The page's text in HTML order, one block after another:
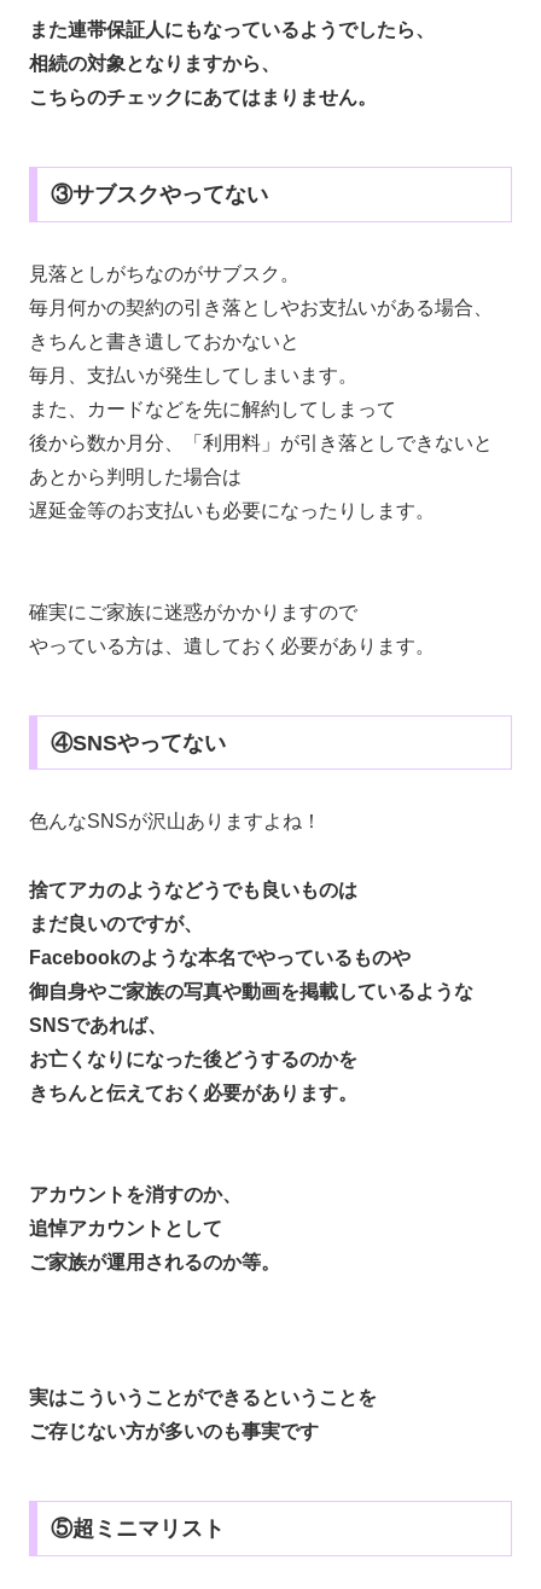
また連帯保証人にもなっているようでしたら、
相続の対象となりますから、
こちらのチェックにあてはまりません。
③サブスクやってない
見落としがちなのがサブスク。
毎月何かの契約の引き落としやお支払いがある場合、
きちんと書き遺しておかないと
毎月、支払いが発生してしまいます。
また、カードなどを先に解約してしまって
後から数か月分、「利用料」が引き落としできないと
あとから判明した場合は
遅延金等のお支払いも必要になったりします。
確実にご家族に迷惑がかかりますので
やっている方は、遺しておく必要があります。
④SNSやってない
色んなSNSが沢山ありますよね！
捨てアカのようなどうでも良いものは
まだ良いのですが、
Facebookのような本名でやっているものや
御自身やご家族の写真や動画を掲載しているような
SNSであれば、
お亡くなりになった後どうするのかを
きちんと伝えておく必要があります。
アカウントを消すのか、
追悼アカウントとして
ご家族が運用されるのか等。
実はこういうことができるということを
ご存じない方が多いのも事実です
⑤超ミニマリスト